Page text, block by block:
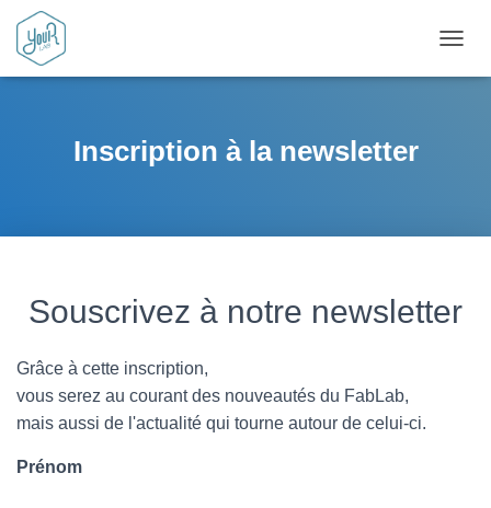
Inscription à la newsletter
Souscrivez à notre newsletter
Grâce à cette inscription,
vous serez au courant des nouveautés du FabLab,
mais aussi de l'actualité qui tourne autour de celui-ci.
Prénom